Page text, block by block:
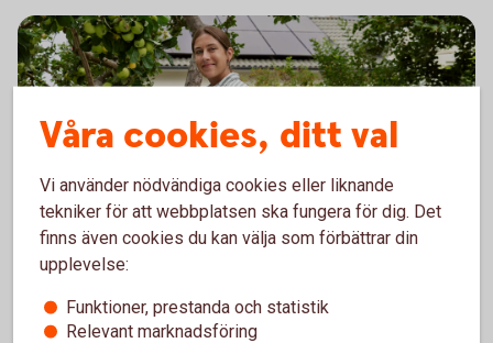
Woman picking apples. Solar panels in the background
Företagspaket
Vårt paket innehåller de mest grundläggande
Våra cookies, ditt val
Vi använder nödvändiga cookies eller liknande
tekniker för att webbplatsen ska fungera för dig. Det
finns även cookies du kan välja som förbättrar din
upplevelse:
Funktioner, prestanda och statistik
Relevant marknadsföring